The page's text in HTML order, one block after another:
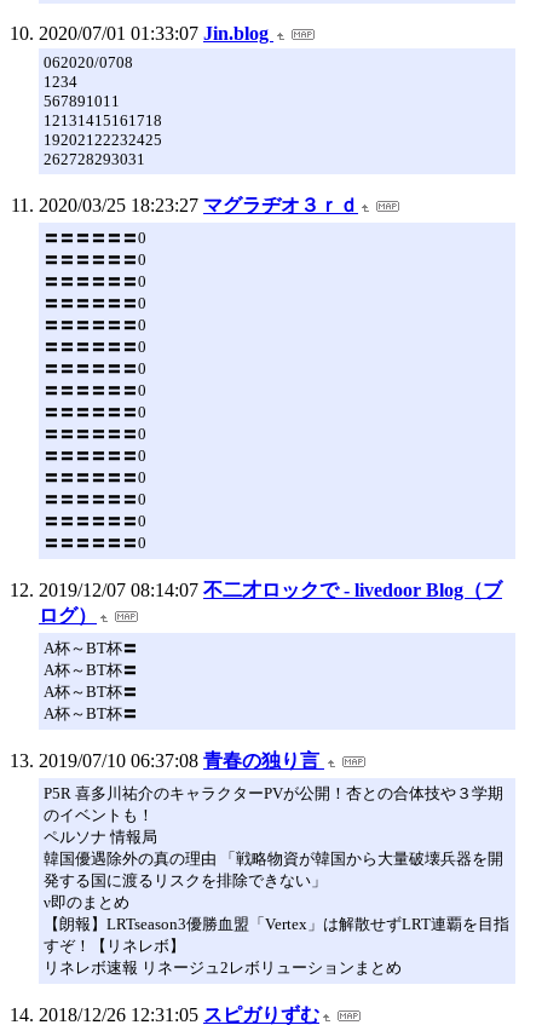
2020/07/01 01:33:07 Jin.blog
062020/0708
1234
567891011
12131415161718
19202122232425
262728293031
2020/03/25 18:23:27 マグラヂオ３ｒｄ
〓〓〓〓〓〓0
〓〓〓〓〓〓0
〓〓〓〓〓〓0
〓〓〓〓〓〓0
〓〓〓〓〓〓0
〓〓〓〓〓〓0
〓〓〓〓〓〓0
〓〓〓〓〓〓0
〓〓〓〓〓〓0
〓〓〓〓〓〓0
〓〓〓〓〓〓0
〓〓〓〓〓〓0
〓〓〓〓〓〓0
〓〓〓〓〓〓0
〓〓〓〓〓〓0
2019/12/07 08:14:07 不二才ロックで - livedoor Blog（ブ
ログ）
A杯～BT杯〓
A杯～BT杯〓
A杯～BT杯〓
A杯～BT杯〓
2019/07/10 06:37:08 青春の独り言
P5R 喜多川祐介のキャラクターPVが公開！杏との合体技や３学期
のイベントも！
ペルソナ 情報局
韓国優遇除外の真の理由 「戦略物資が韓国から大量破壊兵器を開
発する国に渡るリスクを排除できない」
ν即のまとめ
【朗報】LRTseason3優勝血盟「Vertex」は解散せずLRT連覇を目指
すぞ！【リネレボ】
リネレボ速報 リネージュ2レボリューションまとめ
2018/12/26 12:31:05 スピガりずむ